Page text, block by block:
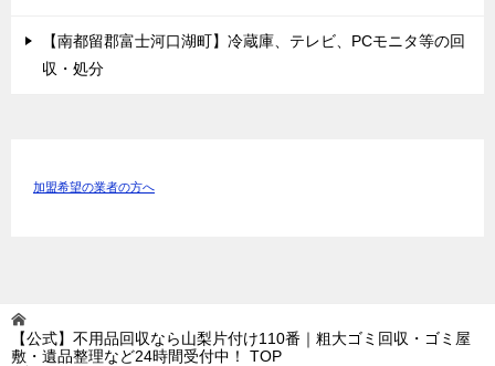
【南都留郡富士河口湖町】冷蔵庫、テレビ、PCモニタ等の回
収・処分
加盟希望の業者の方へ
【公式】不用品回収なら山梨片付け110番｜粗大ゴミ回収・ゴミ屋
敷・遺品整理など24時間受付中！
TOP